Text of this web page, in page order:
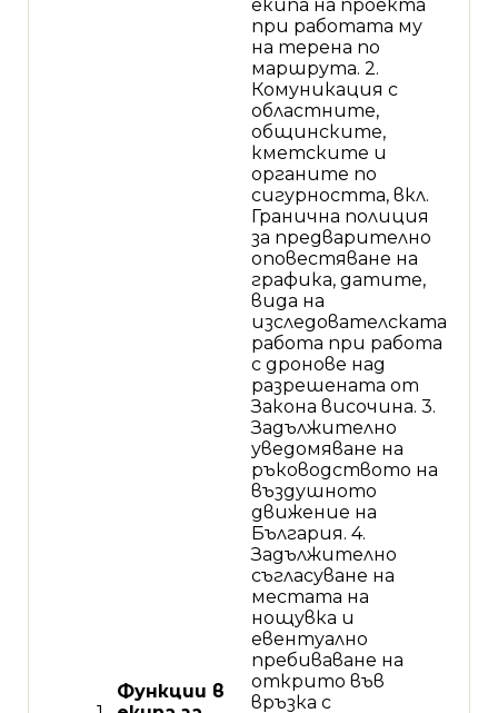
Функции в
екипа на проекта
при работата му
на терена по
маршрута. 2.
Комуникация с
областните,
общинските,
кметските и
органите по
сигурността, вкл.
Гранична полиция
за предварително
оповестяване на
графика, датите,
вида на
изследователската
работа при работа
с дронове над
разрешената от
Закона височина. 3.
Задължително
уведомяване на
ръководството на
въздушното
движение на
България. 4.
Задължително
съгласуване на
местата на
нощувка и
евентуално
пребиваване на
открито във
връзка с